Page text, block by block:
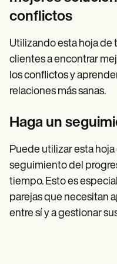
conflictos
Utilizando esta hoja de
clientes a encontrar
los conflictos y
relaciones más sanas.
Haga un
Puede utilizar esta
seguimiento del
tiempo. Esto es
parejas que necesitan
entre sí y a gestionar